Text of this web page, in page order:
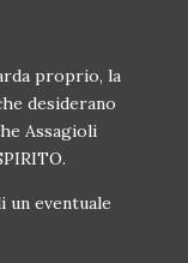
proprio, la
desiderano
Assagioli
un eventuale